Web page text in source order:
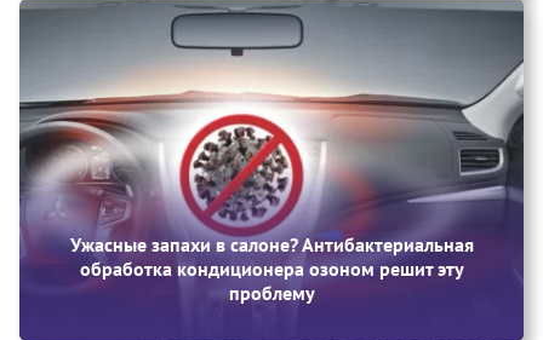
Ужасные запахи в салоне? Антибактериальная
обработка кондиционера озоном решит эту
проблему